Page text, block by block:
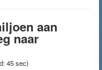
aan
naar
45 sec)